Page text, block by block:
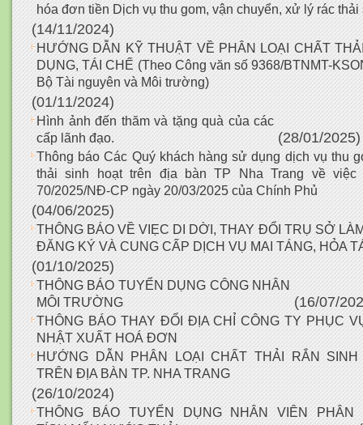
hóa đơn tiền Dịch vụ thu gom, vận chuyển, xử lý rác thải
(14/11/2024)
HƯỚNG DẪN KỸ THUẬT VỀ PHÂN LOẠI CHẤT
DỤNG, TÁI CHẾ (Theo Công văn số 9368/BTNMT-
Bộ Tài nguyên và Môi trường)
(01/11/2024)
Hình ảnh đến thăm và tặng quà của các
cấp lãnh đạo.
(28/01/2025)
Thông báo Các Quý khách hàng sử dụng dịch vụ thu
thải sinh hoạt trên địa bàn TP Nha Trang về
70/2025/NĐ-CP ngày 20/03/2025 của Chính Phủ
(04/06/2025)
THÔNG BÁO VỀ VIẸC DI DỜI, THAY ĐỔI TRỤ SỞ
ĐĂNG KÝ VÀ CUNG CẤP DỊCH VỤ MAI TÁNG, HỎA
(01/10/2025)
THÔNG BÁO TUYỂN DỤNG CÔNG NHÂN
MÔI TRƯỜNG
(16/07/
THÔNG BÁO THAY ĐỔI ĐỊA CHỈ CÔNG TY PHỤC
NHẬT XUẤT HOÁ ĐƠN
HƯỚNG DẪN PHÂN LOẠI CHẤT THẢI RẮN SINH
TRÊN ĐỊA BÀN TP. NHA TRANG
(26/10/2024)
THÔNG BÁO TUYỂN DỤNG NHÂN VIÊN PHÂN